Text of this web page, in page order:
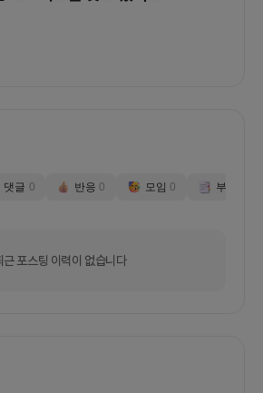
댓글 0 반응 0 모임 0 부스
근 포스팅 이력이 없습니다